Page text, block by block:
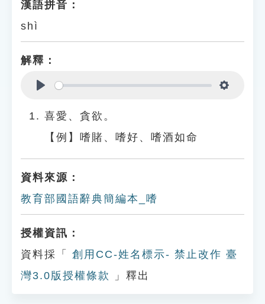
漢語拼音：
shì
解釋：
喜愛、貪欲。
【例】嗜賭、嗜好、嗜酒如命
資料來源：
教育部國語辭典簡編本_嗜
授權資訊：
資料採「
創用CC-姓名標示- 禁止改作 臺
灣3.0版授權條款
」釋出